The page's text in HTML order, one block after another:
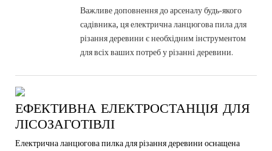
Важливе доповнення до арсеналу будь-якого
садівника, ця електрична ланцюгова пила для
різання деревини є необхідним інструментом
для всіх ваших потреб у різанні деревини.
ЕФЕКТИВНА ЕЛЕКТРОСТАНЦІЯ ДЛЯ
ЛІСОЗАГОТІВЛІ
Електрична ланцюгова пилка для різання деревини оснащена